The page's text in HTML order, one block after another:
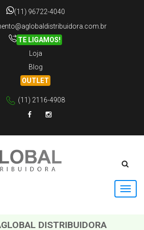
(11) 96722-4040
TE LIGAMOS!
Loja
Blog
OUTLET
(11) 2116-4908
DISTRIBUIDORA